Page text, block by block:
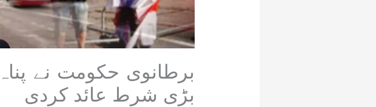
برطانوی حکومت نے
بڑی شرط عائد کردی